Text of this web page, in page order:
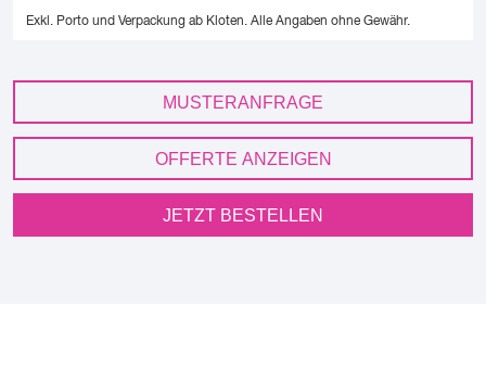
Exkl. Porto und Verpackung ab Kloten. Alle Angaben ohne Gewähr.
MUSTERANFRAGE
OFFERTE ANZEIGEN
JETZT BESTELLEN